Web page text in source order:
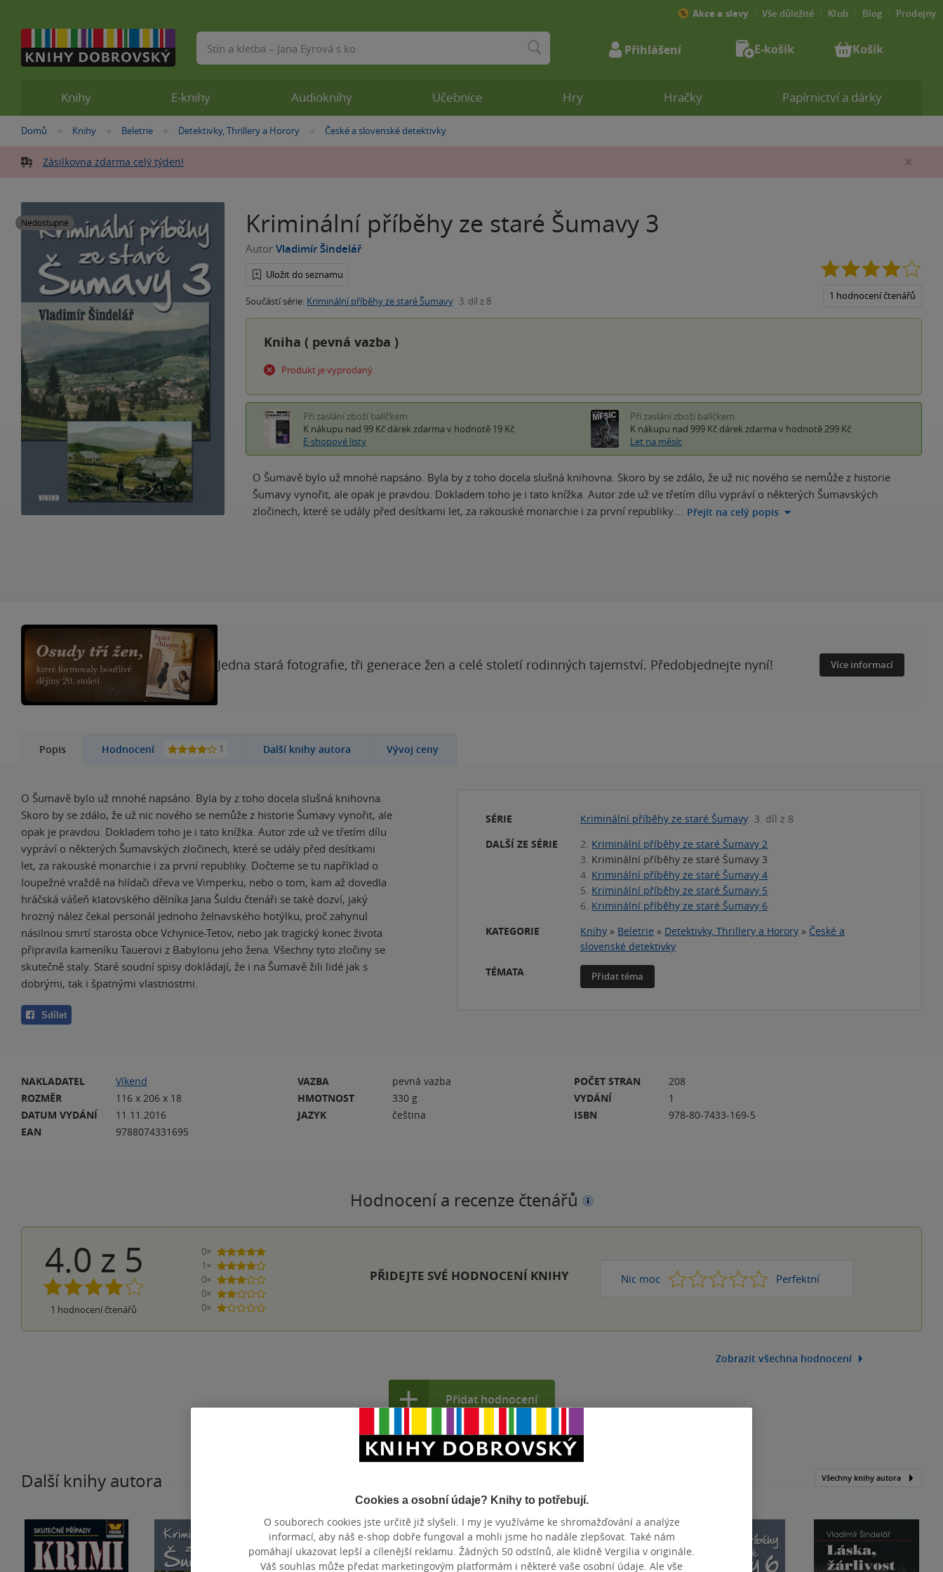
Nacházíte
zde:
Domů »
Knihy »
Beletrie »
Detektivky, Thrillery a Horory »
České a slovenské detektivky
Zásilkovna zdarma celý týden!
Nedostupné Kriminální příběhy ze staré Šumavy 3
Autor Vladimír Šindelář
Uložit do seznamu
Součástí série: Kriminální příběhy ze staré Šumavy 3. díl z 8 1 hodnocení čtenářů
Kniha ( pevná vazba )
Produkt je vyprodaný.
Při zaslání zboží balíčkem
K nákupu nad 99 Kč dárek zdarma v hodnotě 19 Kč
E-shopové listy
Při zaslání zboží balíčkem
K nákupu nad 999 Kč dárek zdarma v hodnotě 299 Kč
Let na měsíc
O Šumavě bylo už mnohé napsáno. Byla by z toho docela slušná knihovna. Skoro by se zdálo, že už nic nového se nemůže z historie
Šumavy vynořit, ale opak je pravdou. Dokladem toho je i tato knížka. Autor zde už ve třetím dílu vypráví o některých Šumavských
zločinech, které se udály před desítkami let, za rakouské monarchie i za první republiky.… Přejít na celý popis
Jedna stará fotografie, tři generace žen a celé století rodinných tajemství. Předobjednejte nyní! Více informací
Popis Hodnocení 1 Další knihy autora Vývoj ceny
O Šumavě bylo už mnohé napsáno. Byla by z toho docela slušná knihovna.
Skoro by se zdálo, že už nic nového se nemůže z historie Šumavy vynořit, ale
opak je pravdou. Dokladem toho je i tato knížka. Autor zde už ve třetím dílu
vypráví o některých Šumavských zločinech, které se udály před desítkami
let, za rakouské monarchie i za první republiky. Dočteme se tu například o
loupežné vraždě na hlídači dřeva ve Vimperku, nebo o tom, kam až dovedla
hráčská vášeň klatovského dělníka Jana Šuldu čtenáři se také dozví, jaký
hrozný nález čekal personál jednoho želnavského hotýlku, proč zahynul
násilnou smrtí starosta obce Vchynice-Tetov, nebo jak tragický konec života
připravila kameníku Tauerovi z Babylonu jeho žena. Všechny tyto zločiny se
skutečně staly. Staré soudní spisy dokládají, že i na Šumavě žili lidé jak s
dobrými, tak i špatnými vlastnostmi.
Sdílet
SÉRIE Kriminální příběhy ze staré Šumavy 3. díl z 8
DALŠÍ ZE SÉRIE
2. Kriminální příběhy ze staré Šumavy 2
3. Kriminální příběhy ze staré Šumavy 3
4. Kriminální příběhy ze staré Šumavy 4
5. Kriminální příběhy ze staré Šumavy 5
6. Kriminální příběhy ze staré Šumavy 6
KATEGORIE
Knihy » Beletrie » Detektivky, Thrillery a Horory » České a
slovenské detektivky
TÉMATA
Přidat téma
NAKLADATEL
Víkend
ROZMĚR
116 x 206 x 18
DATUM VYDÁNÍ
11.11.2016
EAN
9788074331695
VAZBA
pevná vazba
HMOTNOST
330 g
JAZYK
čeština
POČET STRAN
208
VYDÁNÍ
1
ISBN
978-80-7433-169-5
Hodnocení a recenze čtenářů
4.0 z 5
1 hodnocení čtenářů
0×
5 hvězdiček
1×
4 hvězdičky
0×
3 hvězdičky
0×
2 hvězdičky
0×
1 hvezdička
PŘIDEJTE SVÉ HODNOCENÍ KNIHY Nic moc 1 2 3 4 Perfektní
5
Zobrazit všechna hodnocení
Přidat hodnocení
Další knihy autora Všechny knihy autora
Knihy E-knihy Audioknihy Učebnice Hry Hračky Papírnictví a dárky
Akce a slevy Vše důležité Klub Blog Prodejny
Vyhledávání Přihlášení E-košík Košík
Cookies a osobní údaje? Knihy to potřebují.
O souborech cookies jste určitě již slyšeli. I my je využíváme ke shromažďování a analýze
informací, aby náš e-shop dobře fungoval a mohli jsme ho nadále zlepšovat. Také nám
pomáhají ukazovat lepší a cílenější reklamu. Žádných 50 odstínů, ale klidně Vergilia v originále.
Váš souhlas může předat marketingovým platformám i některé vaše osobní údaje. Ale vše